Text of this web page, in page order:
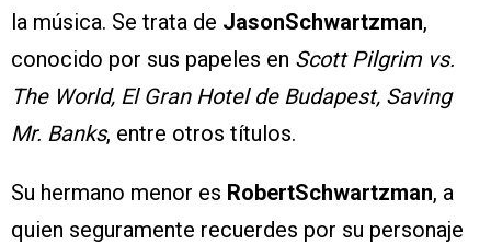
la música. Se trata de JasonSchwartzman,
conocido por sus papeles en Scott Pilgrim vs.
The World, El Gran Hotel de Budapest, Saving
Mr. Banks, entre otros títulos.
Su hermano menor es RobertSchwartzman, a
quien seguramente recuerdes por su personaje